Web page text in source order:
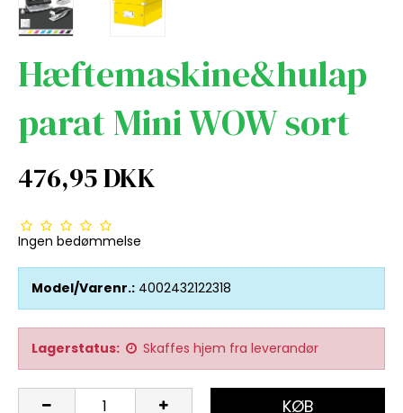
Hæftemaskine&hulap
parat Mini WOW sort
476,95 DKK
Ingen bedømmelse
Model/Varenr.: 4002432122318
Lagerstatus: Skaffes hjem fra leverandør
KØB